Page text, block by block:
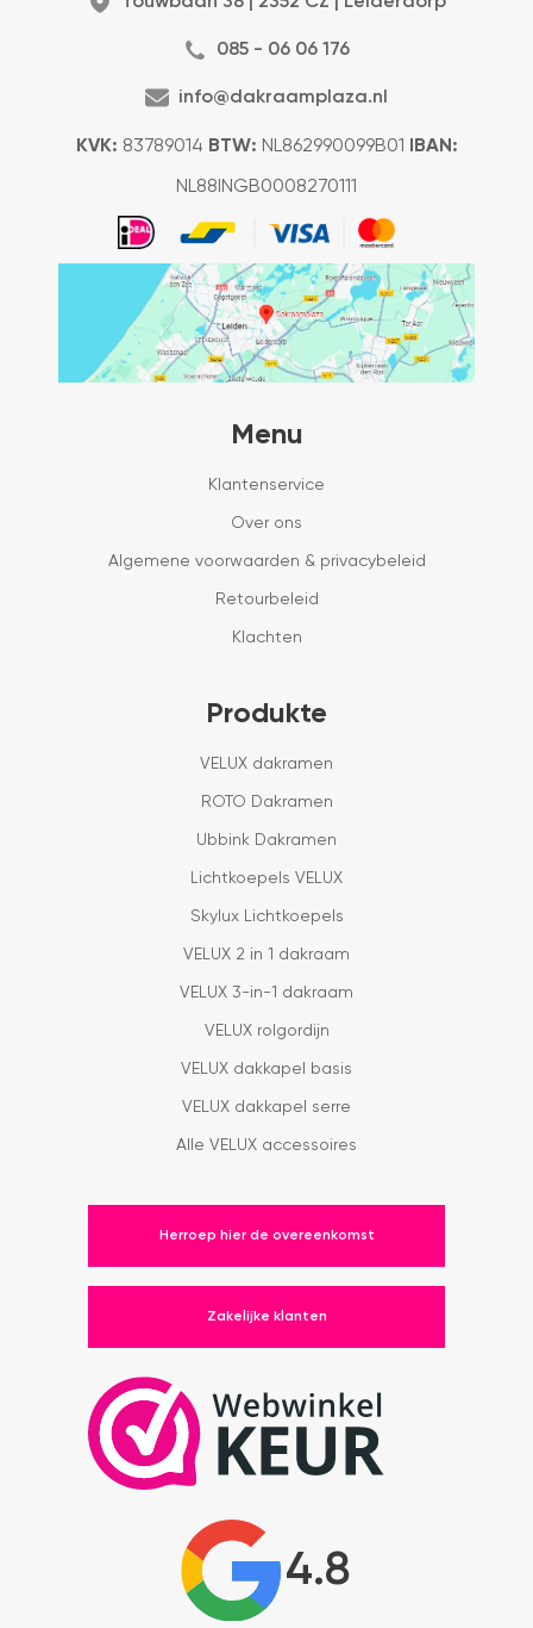
085 - 06 06 176
info@dakraamplaza.nl
KVK: 83789014 BTW: NL862990099B01 IBAN:
NL88INGB0008270111
Menu
Klantenservice
Over ons
Algemene voorwaarden & privacybeleid
Retourbeleid
Klachten
Produkte
VELUX dakramen
ROTO Dakramen
Ubbink Dakramen
Lichtkoepels VELUX
Skylux Lichtkoepels
VELUX 2 in 1 dakraam
VELUX 3-in-1 dakraam
VELUX rolgordijn
VELUX dakkapel basis
VELUX dakkapel serre
Alle VELUX accessoires
Herroep hier de overeenkomst
Zakelijke klanten
4.8